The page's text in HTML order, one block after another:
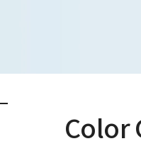
Color